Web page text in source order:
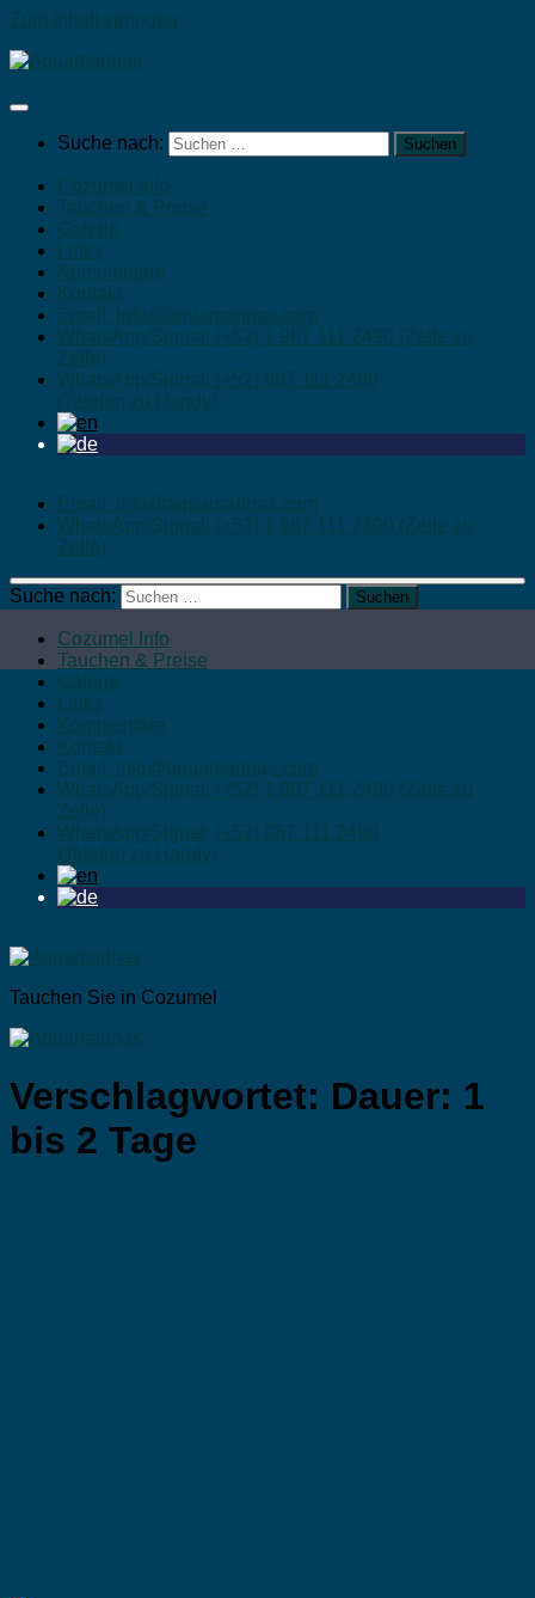
Zum Inhalt springen
Suche nach:
Cozumel Info
Tauchen & Preise
Galerie
Links
Kommentare
Kontakt
Email: Info@aquamarinas.com
WhatsApp/Signal: (+52) 1 987 111 2490 (Zelle zu
Zelle)
WhatsApp/Signal: (+52) 987 111 2490
(Telefon zu Handy)
Email: Info@aquamarinas.com
WhatsApp/Signal: (+52) 1 987 111 2490 (Zelle zu
Zelle)
Suche nach:
Tauchen Sie in Cozumel
Cozumel Info
Tauchen & Preise
Galerie
Links
Kommentare
Kontakt
Email: Info@aquamarinas.com
WhatsApp/Signal: (+52) 1 987 111 2490 (Zelle zu
Zelle)
WhatsApp/Signal: (+52) 987 111 2490
(Telefon zu Handy)
Verschlagwortet: Dauer: 1
bis 2 Tage